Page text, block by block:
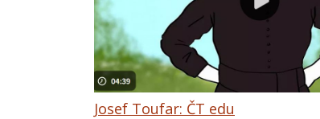
Josef Toufar: ČT edu